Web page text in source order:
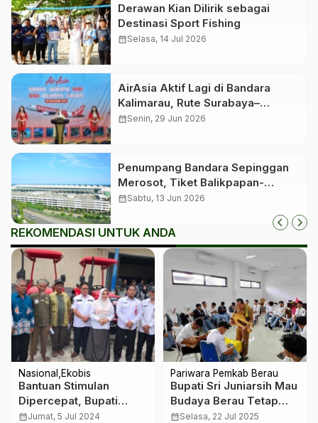
Derawan Kian Dilirik sebagai
Destinasi Sport Fishing
calendar_monthSelasa, 14 Jul 2026
AirAsia Aktif Lagi di Bandara
Kalimarau, Rute Surabaya–
Balikpapan–Berau Dibuka Kembali
calendar_monthSenin, 29 Jun 2026
Penumpang Bandara Sepinggan
Merosot, Tiket Balikpapan-
Jakarta Tembus Rp2 Juta
calendar_monthSabtu, 13 Jun 2026
REKOMENDASI UNTUK ANDA
Nasional Ekobis
Bantuan Stimulan
Dipercepat, Bupati
Berau Harap Tingkatkan
calendar_monthJumat, 5 Jul 2024
Pariwara Pemkab Berau
Bupati Sri Juniarsih Mau
Budaya Berau Tetap
Hidup Lewat Pelatihan
calendar_monthSelasa, 22 Jul 2025